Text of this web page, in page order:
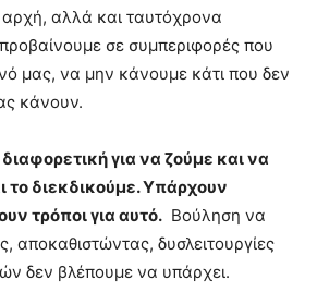
αρχή, αλλά και ταυτόχρονα
σε συμπεριφορές που
μας, να μην κάνουμε κάτι που δεν
κάνουν.
για να ζούμε και να
το διεκδικούμε. Υπάρχουν
τρόποι για αυτό. Βούληση να
αποκαθιστώντας, δυσλειτουργίες
δεν βλέπουμε να υπάρχει.